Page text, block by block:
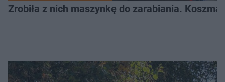
Zrobiła z nich maszynkę do zarabiania.